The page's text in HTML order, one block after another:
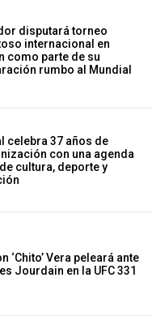
disputará torneo
internacional en
como parte de su
rumbo al Mundial
celebra 37 años de
con una agenda
de cultura, deporte y
‘Chito’ Vera peleará ante
Jourdain en la UFC 331